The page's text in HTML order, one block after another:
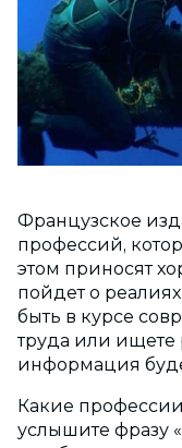
Французское
профессий,
этом приносят
пойдет о
быть в курсе
труда или ищете
информация
Какие
услышите фразу